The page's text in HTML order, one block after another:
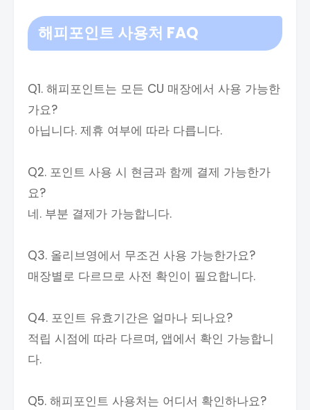
해피포인트 사용처 FAQ
Q1. 해피포인트는 모든 CU 매장에서 사용 가능한
가요?
아닙니다. 제휴 여부에 따라 다릅니다.
Q2. 포인트 사용 시 현금과 함께 결제 가능한가
요?
네. 부분 결제가 가능합니다.
Q3. 올리브영에서 무조건 사용 가능한가요?
매장별로 다르므로 사전 확인이 필요합니다.
Q4. 포인트 유효기간은 얼마나 되나요?
적립 시점에 따라 다르며, 앱에서 확인 가능합니
다.
Q5. 해피포인트 사용처는 어디서 확인하나요?